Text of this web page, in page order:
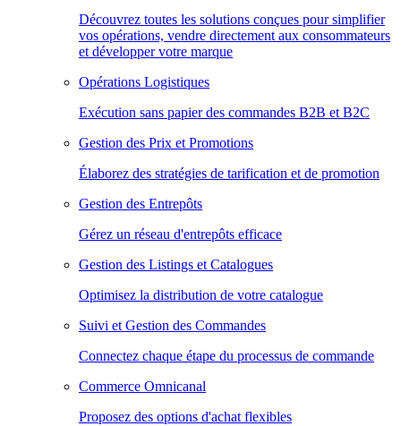
Découvrez toutes les solutions conçues pour simplifier
vos opérations, vendre directement aux consommateurs
et développer votre marque
Opérations Logistiques
Exécution sans papier des commandes B2B et B2C
Gestion des Prix et Promotions
Élaborez des stratégies de tarification et de promotion
Gestion des Entrepôts
Gérez un réseau d'entrepôts efficace
Gestion des Listings et Catalogues
Optimisez la distribution de votre catalogue
Suivi et Gestion des Commandes
Connectez chaque étape du processus de commande
Commerce Omnicanal
Proposez des options d'achat flexibles